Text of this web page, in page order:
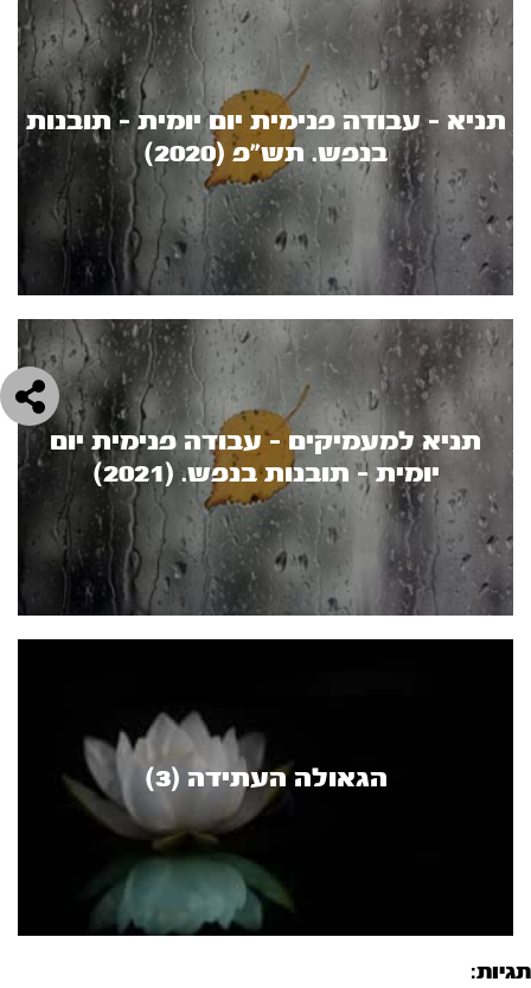
תניא - עבודה פנימית יום יומית - תובנות
בנפש. תש"פ (2020)
תניא למעמיקים - עבודה פנימית יום
יומית - תובנות בנפש. (2021)
הגאולה העתידה (3)
תגיות: